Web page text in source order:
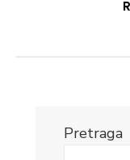
Pretraga